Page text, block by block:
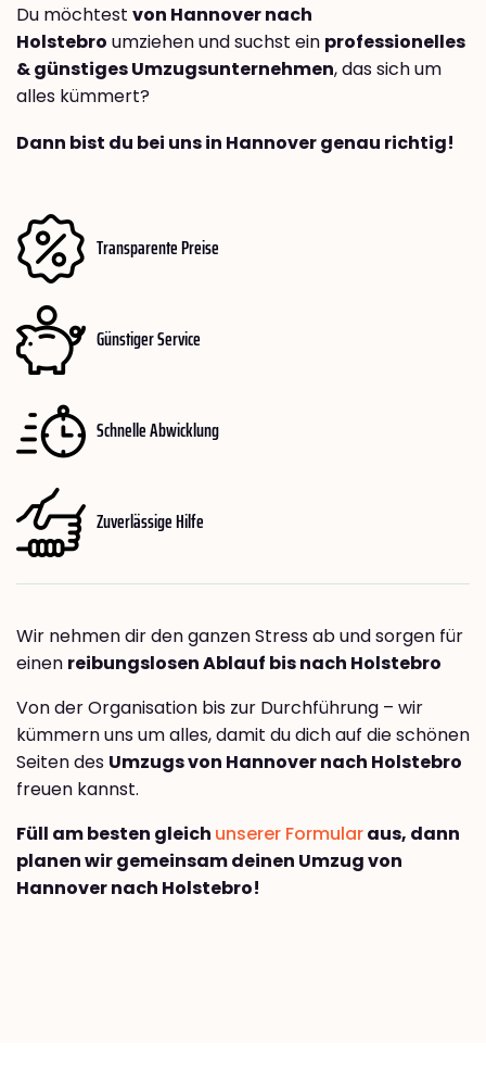
Du möchtest von Hannover nach
Holstebro umziehen und suchst ein professionelles
& günstiges Umzugsunternehmen, das sich um
alles kümmert?
Dann bist du bei uns in Hannover genau richtig!
Transparente Preise
Günstiger Service
Schnelle Abwicklung
Zuverlässige Hilfe
Wir nehmen dir den ganzen Stress ab und sorgen für
einen reibungslosen Ablauf bis nach Holstebro
Von der Organisation bis zur Durchführung – wir
kümmern uns um alles, damit du dich auf die schönen
Seiten des Umzugs von Hannover nach Holstebro
freuen kannst.
Füll am besten gleich unserer Formularaus, dann
planen wir gemeinsam deinen Umzug von
Hannover nach Holstebro!